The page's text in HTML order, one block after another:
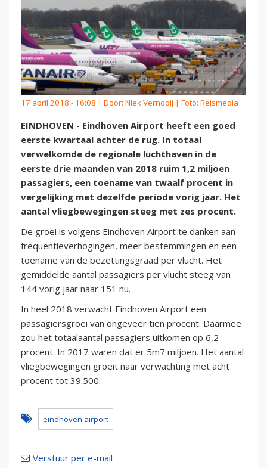
17 april 2018 - 16:08 | Door: Niek Vernooij | Foto: Reismedia
EINDHOVEN - Eindhoven Airport heeft een goed
eerste kwartaal achter de rug. In totaal
verwelkomde de regionale luchthaven in de
eerste drie maanden van 2018 ruim 1,2 miljoen
passagiers, een toename van twaalf procent in
vergelijking met dezelfde periode vorig jaar. Het
aantal vliegbewegingen steeg met zes procent.
De groei is volgens Eindhoven Airport te danken aan
frequentieverhogingen, meer bestemmingen en een
toename van de bezettingsgraad per vlucht. Het
gemiddelde aantal passagiers per vlucht steeg van
144 vorig jaar naar 151 nu.
In heel 2018 verwacht Eindhoven Airport een
passagiersgroei van ongeveer tien procent. Daarmee
zou het totaalaantal passagiers uitkomen op 6,2
procent. In 2017 waren dat er 5m7 miljoen. Het aantal
vliegbewegingen groeit naar verwachting met acht
procent tot 39.500.
eindhoven airport
Verstuur per e-mail